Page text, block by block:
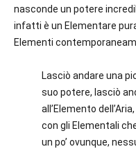
nasconde un potere
infatti è un Elementare
Elementi
Lasciò andare una
suo potere, lasciò
all’Elemento
con gli Elementali
un po’ ovunque,